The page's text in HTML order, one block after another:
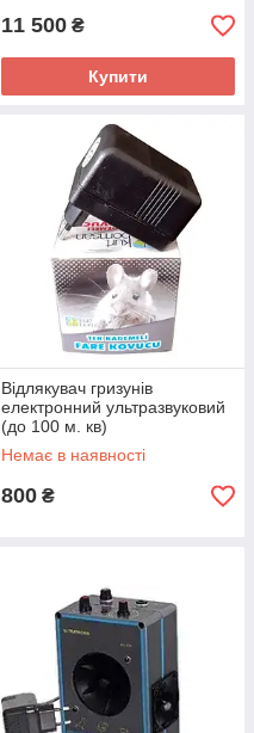
11 500 ₴
Купити
Відлякувач гризунів
електронний ультразвуковий
(до 100 м. кв)
Немає в наявності
800 ₴